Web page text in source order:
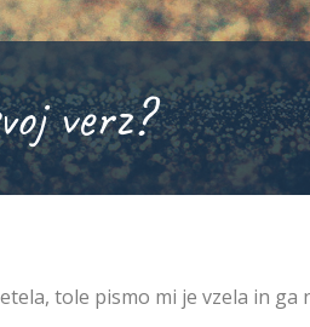
verz?
tole pismo mi je vzela in ga